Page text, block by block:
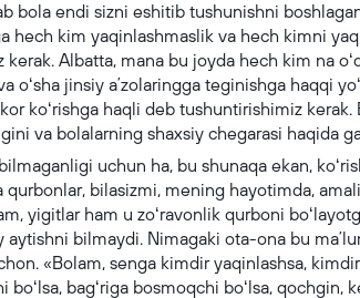
bola endi sizni eshitib tushunishni
hech kim yaqinlashmaslik va hech kimni
Albatta, mana bu joyda hech kim na
oʻsha jinsiy aʼzolaringga teginishga haqqi
koʻrishga haqli deb tushuntirishimiz
va bolalarning shaxsiy chegarasi haqida
uchun ha, bu shunaqa ekan,
qurbonlar, bilasizmi, mening hayotimda,
yigitlar ham u zoʻravonlik qurboni
aytishni bilmaydi. Nimagaki ota-ona bu
«Bolam, senga kimdir yaqinlashsa,
boʻlsa, bagʻriga bosmoqchi boʻlsa, qochgin,